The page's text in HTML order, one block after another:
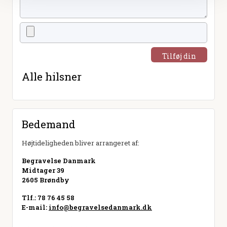
Tilføj din
Alle hilsner
Bedemand
Højtideligheden bliver arrangeret af:
Begravelse Danmark
Midtager 39
2605 Brøndby
Tlf.: 78 76 45 58
E-mail: info@begravelsedanmark.dk